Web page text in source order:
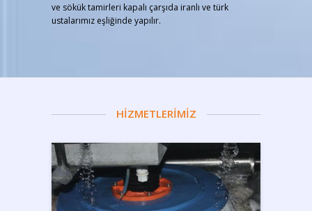
ve sökük tamirleri kapalı çarşıda iranlı ve türk
ustalarımız eşliğinde yapılır.
HİZMETLERİMİZ